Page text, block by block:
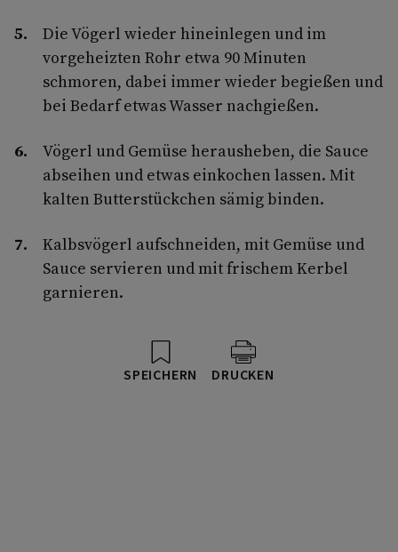
Die Vögerl wieder hineinlegen und im
vorgeheizten Rohr etwa 90 Minuten
schmoren, dabei immer wieder begießen und
bei Bedarf etwas Wasser nachgießen.
Vögerl und Gemüse herausheben, die Sauce
abseihen und etwas einkochen lassen. Mit
kalten Butterstückchen sämig binden.
Kalbsvögerl aufschneiden, mit Gemüse und
Sauce servieren und mit frischem Kerbel
garnieren.
SPEICHERN DRUCKEN